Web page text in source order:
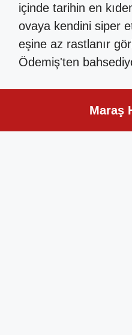
içinde tarihin en
ovaya kendini siper
eşine az rastlanır
Ödemiş'ten
Maraş